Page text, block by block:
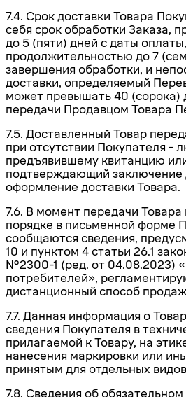
7.4. Срок доставки Товара
себя срок обработки Заказа,
до 5 (пяти) дней с даты
продолжительностью до 7
завершения обработки, и
доставки, определяемый
может превышать 40 (сорока)
передачи Продавцом Товара
7.5. Доставленный Товар
при отсутствии Покупателя -
предъявившему квитанцию
подтверждающий заключение
оформление доставки Товара.
7.6. В момент передачи Товара
порядке в письменной форме
сообщаются сведения,
10 и пунктом 4 статьи 26.1
№2300-1 (ред. от 04.08.2023)
потребителей»,
дистанционный способ
7.7. Данная информация о
сведения Покупателя в
прилагаемой к Товару, на
нанесения маркировки или
принятым для отдельных
7.8. Сведения об